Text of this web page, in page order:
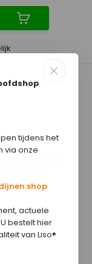
Helena /
tijdens het
via onze
actuele
bestelt hier
van Liso®